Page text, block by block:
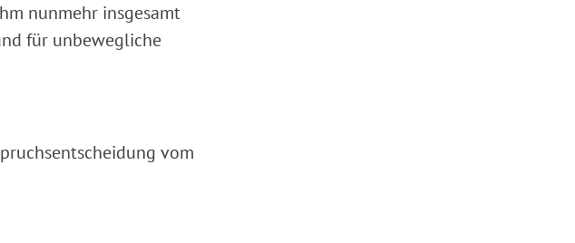
nunmehr insgesamt
für unbewegliche
vom